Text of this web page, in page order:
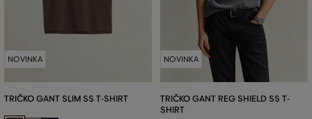
NOVINKA
TRIČKO GANT SLIM SS T-SHIRT
NOVINKA
TRIČKO GANT REG SHIELD SS T-
SHIRT